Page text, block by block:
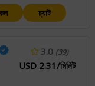
চ্যাট
3.0 (39)
USD 2.31/মিনিট